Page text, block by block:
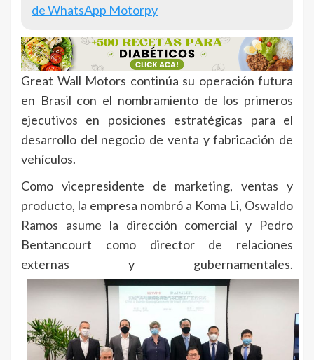
de WhatsApp Motorpy
Great Wall Motors continúa su operación futura
en Brasil con el nombramiento de los primeros
ejecutivos en posiciones estratégicas para el
desarrollo del negocio de venta y fabricación de
vehículos.
Como vicepresidente de marketing, ventas y
producto, la empresa nombró a Koma Li, Oswaldo
Ramos asume la dirección comercial y Pedro
Bentancourt como director de relaciones
externas y gubernamentales.